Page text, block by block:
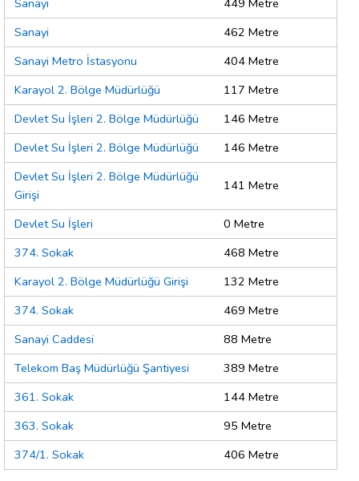
Sanayi
449 Metre
Sanayi
462 Metre
Sanayi Metro İstasyonu
404 Metre
Karayol 2. Bölge Müdürlüğü
117 Metre
Devlet Su İşleri 2. Bölge Müdürlüğü
146 Metre
Devlet Su İşleri 2. Bölge Müdürlüğü
146 Metre
Devlet Su İşleri 2. Bölge Müdürlüğü
Girişi
141 Metre
Devlet Su İşleri
0 Metre
374. Sokak
468 Metre
Karayol 2. Bölge Müdürlüğü Girişi
132 Metre
374. Sokak
469 Metre
Sanayi Caddesi
88 Metre
Telekom Baş Müdürlüğü Şantiyesi
389 Metre
361. Sokak
144 Metre
363. Sokak
95 Metre
374/1. Sokak
406 Metre